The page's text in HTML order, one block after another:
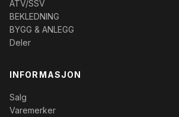
ATV/SSV
BEKLEDNING
BYGG & ANLEGG
Deler
INFORMASJON
Salg
Varemerker